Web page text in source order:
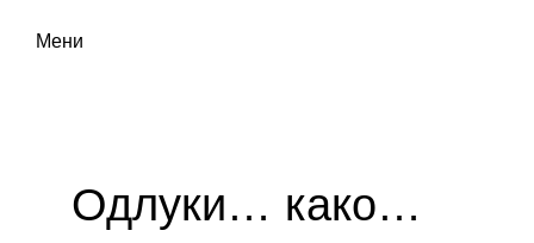
Мени
Одлуки… како…